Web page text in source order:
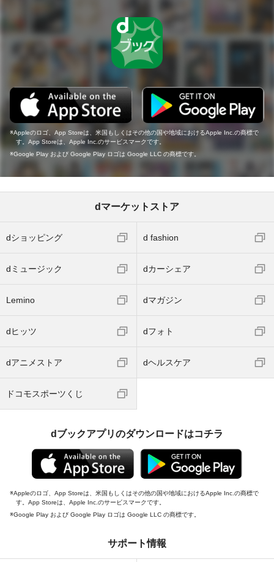
Appleのロゴ、App Storeは、米国もしくはその他の国や地域におけるApple Inc.の商標で
す。App Storeは、Apple Inc.のサービスマークです。
Google Play および Google Play ロゴは Google LLC の商標です。
dマーケットストア
dショッピング d fashion
dミュージック dカーシェア
Lemino dマガジン
dヒッツ dフォト
dアニメストア dヘルスケア
ドコモスポーツくじ
dブックアプリのダウンロードはコチラ
Appleのロゴ、App Storeは、米国もしくはその他の国や地域におけるApple Inc.の商標で
す。App Storeは、Apple Inc.のサービスマークです。
Google Play および Google Play ロゴは Google LLC の商標です。
サポート情報